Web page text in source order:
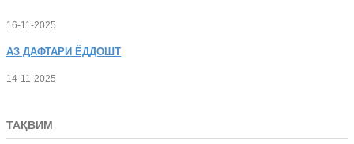
16-11-2025
АЗ ДАФТАРИ ЁДДОШТ
14-11-2025
ТАҚВИМ